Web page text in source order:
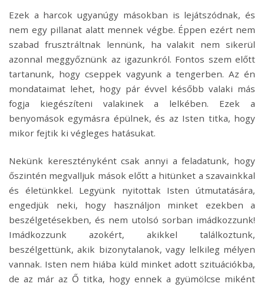
Ezek a harcok ugyanúgy másokban is lejátszódnak, és
nem egy pillanat alatt mennek végbe. Éppen ezért nem
szabad frusztráltnak lennünk, ha valakit nem sikerül
azonnal meggyőznünk az igazunkról. Fontos szem előtt
tartanunk, hogy cseppek vagyunk a tengerben. Az én
mondataimat lehet, hogy pár évvel később valaki más
fogja kiegészíteni valakinek a lelkében. Ezek a
benyomások egymásra épülnek, és az Isten titka, hogy
mikor fejtik ki végleges hatásukat.
Nekünk keresztényként csak annyi a feladatunk, hogy
őszintén megvalljuk mások előtt a hitünket a szavainkkal
és életünkkel. Legyünk nyitottak Isten útmutatására,
engedjük neki, hogy használjon minket ezekben a
beszélgetésekben, és nem utolsó sorban imádkozzunk!
Imádkozzunk azokért, akikkel találkoztunk,
beszélgettünk, akik bizonytalanok, vagy lelkileg mélyen
vannak. Isten nem hiába küld minket adott szituációkba,
de az már az Ő titka, hogy ennek a gyümölcse miként